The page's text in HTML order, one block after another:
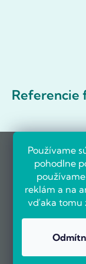
Používame
pohodlne
reklám a na
vďaka tomu
Referencie